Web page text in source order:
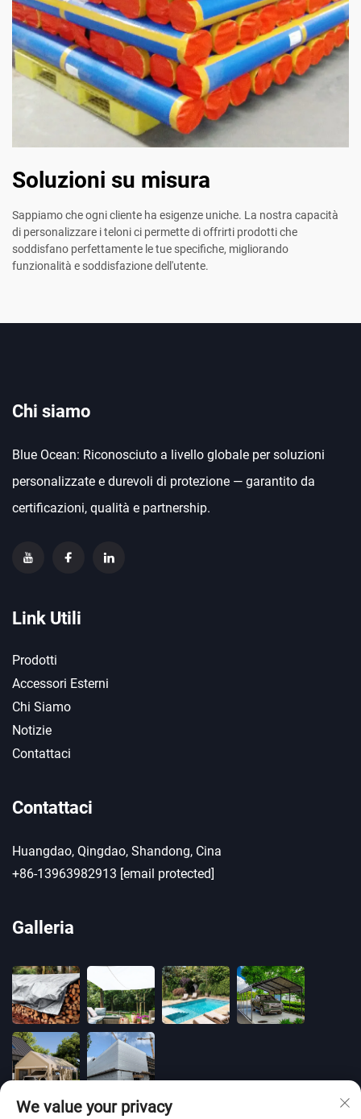
Soluzioni su misura
Sappiamo che ogni cliente ha esigenze uniche. La nostra capacità
di personalizzare i teloni ci permette di offrirti prodotti che
soddisfano perfettamente le tue specifiche, migliorando
funzionalità e soddisfazione dell'utente.
Chi siamo
Blue Ocean: Riconosciuto a livello globale per soluzioni
personalizzate e durevoli di protezione — garantito da
certificazioni, qualità e partnership.
Link Utili
Prodotti
Accessori Esterni
Chi Siamo
Notizie
Contattaci
Contattaci
Huangdao, Qingdao, Shandong, Cina
+86-13963982913 [email protected]
Galleria
We value your privacy